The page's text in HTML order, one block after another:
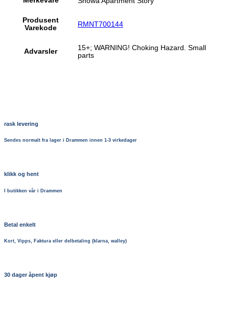
Produsent
Varekode
RMNT700144
Advarsler
15+; WARNING! Choking Hazard. Small
parts
rask levering
Sendes normalt fra lager i Drammen innen 1-3 virkedager
klikk og hent
I butikken vår i Drammen
Betal enkelt
Kort, Vipps, Faktura eller delbetaling (klarna, walley)
30 dager åpent kjøp